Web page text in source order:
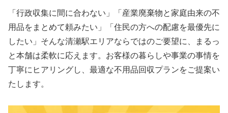
「行政収集に間に合わない」「産業廃棄物と家庭由来の不
用品をまとめて頼みたい」「住民の方への配慮を最優先に
したい」そんな清瀬駅エリアならではのご要望に、まるっ
と本舗は柔軟に応えます。お客様の暮らしや事業の事情を
丁寧にヒアリングし、最適な不用品回収プランをご提案い
たします。